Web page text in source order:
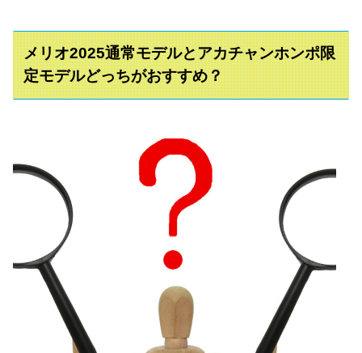
メリオ2025通常モデルとアカチャンホンポ限
定モデルどっちがおすすめ？